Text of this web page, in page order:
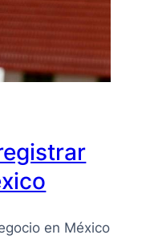
en México